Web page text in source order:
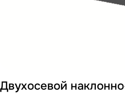
Двухосевой